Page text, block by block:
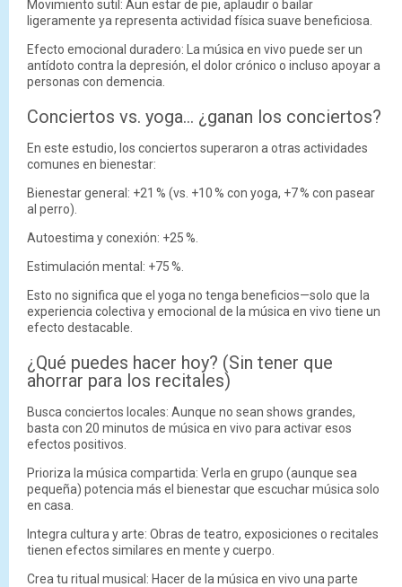
Movimiento sutil: Aun estar de pie, aplaudir o bailar
ligeramente ya representa actividad física suave beneficiosa.
Efecto emocional duradero: La música en vivo puede ser un
antídoto contra la depresión, el dolor crónico o incluso apoyar a
personas con demencia.
Conciertos vs. yoga… ¿ganan los conciertos?
En este estudio, los conciertos superaron a otras actividades
comunes en bienestar:
Bienestar general: +21 % (vs. +10 % con yoga, +7 % con pasear
al perro).
Autoestima y conexión: +25 %.
Estimulación mental: +75 %.
Esto no significa que el yoga no tenga beneficios—solo que la
experiencia colectiva y emocional de la música en vivo tiene un
efecto destacable.
¿Qué puedes hacer hoy? (Sin tener que
ahorrar para los recitales)
Busca conciertos locales: Aunque no sean shows grandes,
basta con 20 minutos de música en vivo para activar esos
efectos positivos.
Prioriza la música compartida: Verla en grupo (aunque sea
pequeña) potencia más el bienestar que escuchar música solo
en casa.
Integra cultura y arte: Obras de teatro, exposiciones o recitales
tienen efectos similares en mente y cuerpo.
Crea tu ritual musical: Hacer de la música en vivo una parte